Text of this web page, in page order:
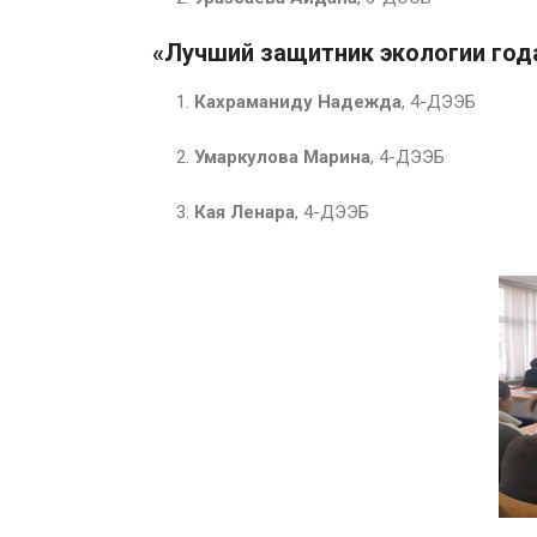
«Лучший защитник экологии
Кахраманиду Надежда, 4-ДЭЭБ
Умаркулова Марина, 4-ДЭЭБ
Кая Ленара, 4-ДЭЭБ